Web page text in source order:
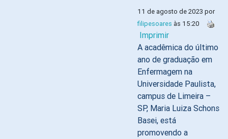
11 de agosto de 2023 por
filipesoares às 15:20
Imprimir
A acadêmica do último
ano de graduação em
Enfermagem na
Universidade Paulista,
campus de Limeira –
SP, Maria Luiza Schons
Basei, está
promovendo a